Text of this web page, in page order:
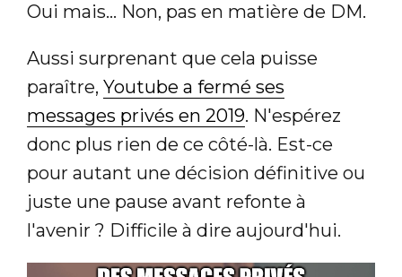
Oui mais... Non, pas en matière de DM.
Aussi surprenant que cela puisse
paraître, Youtube a fermé ses
messages privés en 2019. N'espérez
donc plus rien de ce côté-là. Est-ce
pour autant une décision définitive ou
juste une pause avant refonte à
l'avenir ? Difficile à dire aujourd'hui.